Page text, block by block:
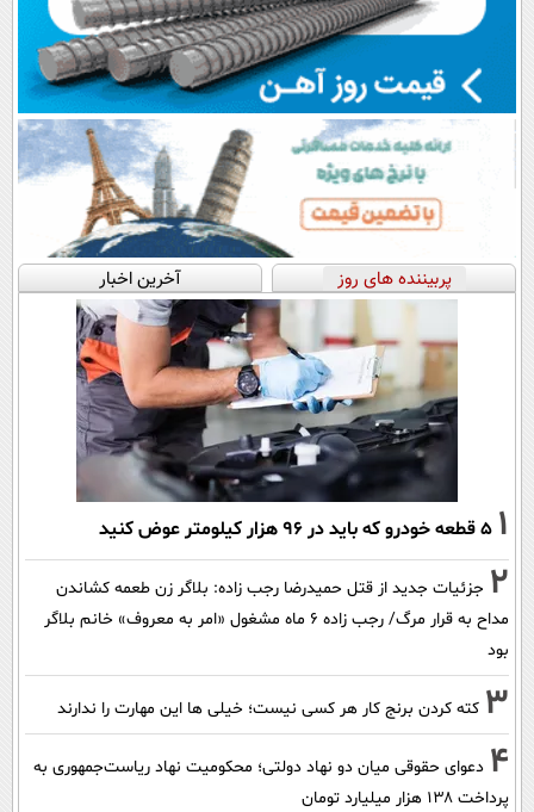
پربیننده های روز آخرین اخبار
1 ۵ قطعه خودرو که باید در ۹۶ هزار کیلومتر عوض کنید
2 جزئیات جدید از قتل حمیدرضا رجب زاده: بلاگر زن طعمه کشاندن
مداح به قرار مرگ/ رجب زاده 6 ماه مشغول «امر به معروف» خانم بلاگر
بود
3 کته کردن برنج کار هر کسی نیست؛ خیلی ها این مهارت را ندارند
4 دعوای حقوقی میان دو نهاد دولتی؛ محکومیت نهاد ریاست‌جمهوری به
پرداخت ۱۳۸ هزار میلیارد تومان